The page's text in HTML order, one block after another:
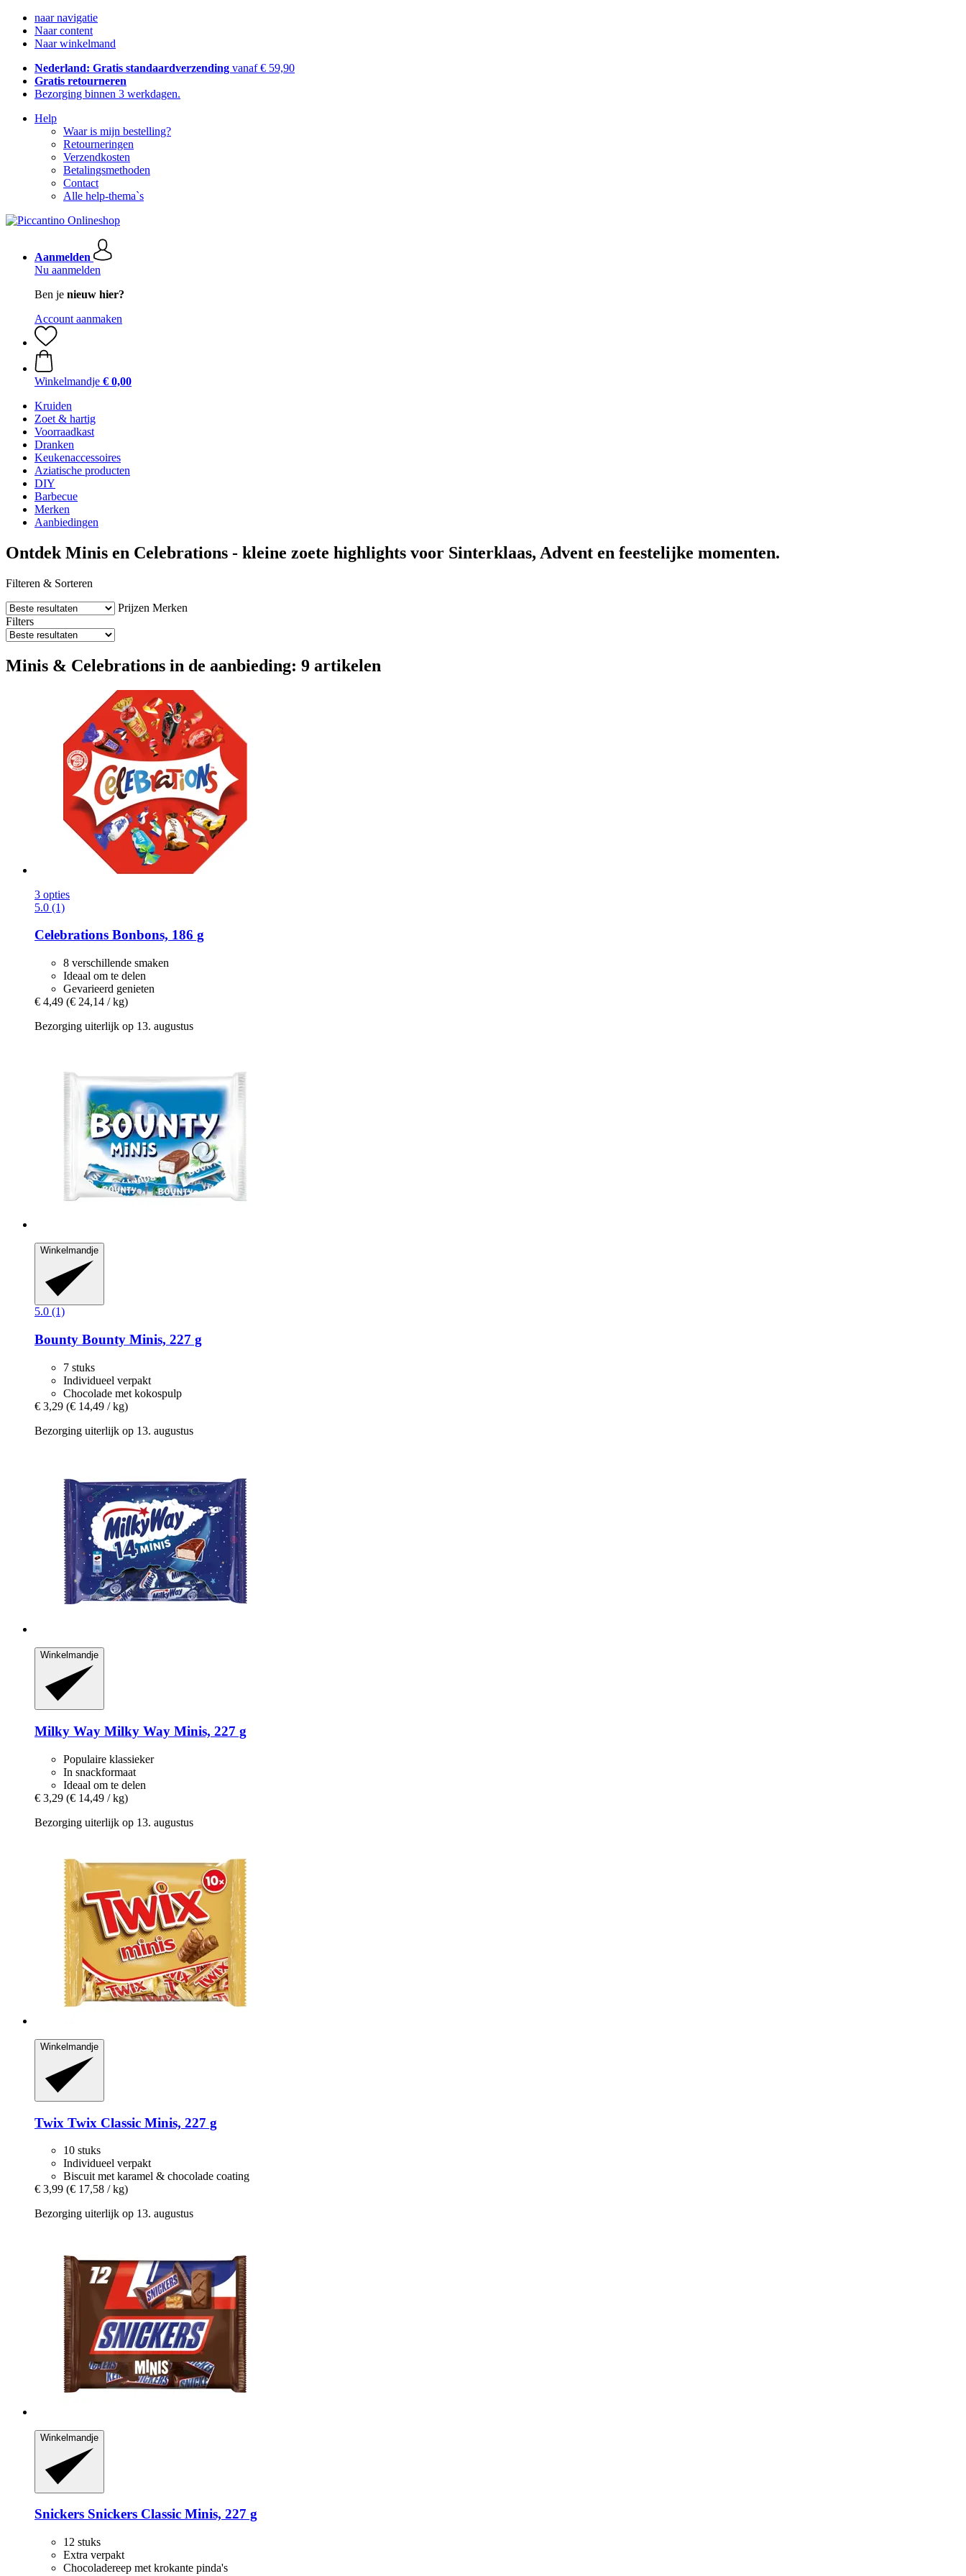
naar navigatie
Naar content
Naar winkelmand
Nederland: Gratis standaardverzending vanaf € 59,90
Gratis retourneren
Bezorging binnen 3 werkdagen.
Help
Waar is mijn bestelling?
Retourneringen
Verzendkosten
Betalingsmethoden
Contact
Alle help-thema`s
Aanmelden
Nu aanmelden
Ben je nieuw hier?
Account aanmaken
Winkelmandje € 0,00
Kruiden
Zoet & hartig
Voorraadkast
Dranken
Keukenaccessoires
Aziatische producten
DIY
Barbecue
Merken
Aanbiedingen
Ontdek Minis en Celebrations - kleine zoete highlights voor Sinterklaas, Advent en feestelijke momenten.
Filteren & Sorteren
Prijzen Merken
Filters
Minis & Celebrations in de aanbieding: 9 artikelen
3 opties
5.0 (1)
Celebrations Bonbons, 186 g
8 verschillende smaken
Ideaal om te delen
Gevarieerd genieten
€ 4,49 (€ 24,14 / kg)
Bezorging uiterlijk op 13. augustus
Winkelmandje
5.0 (1)
Bounty Bounty Minis, 227 g
7 stuks
Individueel verpakt
Chocolade met kokospulp
€ 3,29 (€ 14,49 / kg)
Bezorging uiterlijk op 13. augustus
Winkelmandje
Milky Way Milky Way Minis, 227 g
Populaire klassieker
In snackformaat
Ideaal om te delen
€ 3,29 (€ 14,49 / kg)
Bezorging uiterlijk op 13. augustus
Winkelmandje
Twix Twix Classic Minis, 227 g
10 stuks
Individueel verpakt
Biscuit met karamel & chocolade coating
€ 3,99 (€ 17,58 / kg)
Bezorging uiterlijk op 13. augustus
Winkelmandje
Snickers Snickers Classic Minis, 227 g
12 stuks
Extra verpakt
Chocoladereep met krokante pinda's